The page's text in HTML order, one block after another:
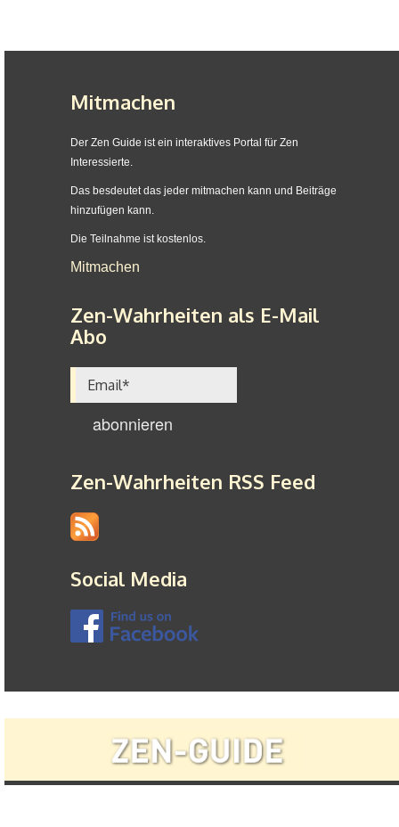
Mitmachen
Der Zen Guide ist ein interaktives Portal für Zen
Interessierte.
Das besdeutet das jeder mitmachen kann und Beiträge
hinzufügen kann.
Die Teilnahme ist kostenlos.
Mitmachen
Zen-Wahrheiten als E-Mail
Abo
Zen-Wahrheiten RSS Feed
Social Media